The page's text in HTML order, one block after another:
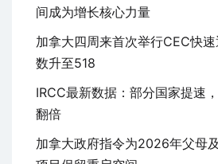
间成为增长核心力量
加拿大四周来首次举行CEC快
数升至518
IRCC最新数据：部分国家提速
翻倍
加拿大政府指令为2026年父母